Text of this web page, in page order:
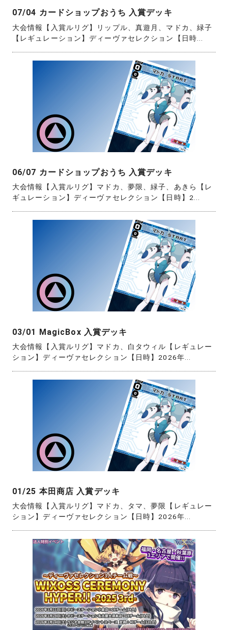
07/04 カードショップおうち 入賞デッキ
大会情報【入賞ルリグ】リップル、真遊月、マドカ、緑子
【レギュレーション】ディーヴァセレクション【日時...
06/07 カードショップおうち 入賞デッキ
大会情報【入賞ルリグ】マドカ、夢限、緑子、あきら【レ
ギュレーション】ディーヴァセレクション【日時】2...
03/01 MagicBox 入賞デッキ
大会情報【入賞ルリグ】マドカ、白タウィル【レギュレー
ション】ディーヴァセレクション【日時】2026年...
01/25 本田商店 入賞デッキ
大会情報【入賞ルリグ】マドカ、タマ、夢限【レギュレー
ション】ディーヴァセレクション【日時】2026年...